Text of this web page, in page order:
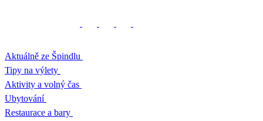
Aktuálně ze Špindlu
Tipy na výlety
Aktivity a volný čas
Ubytování
Restaurace a bary